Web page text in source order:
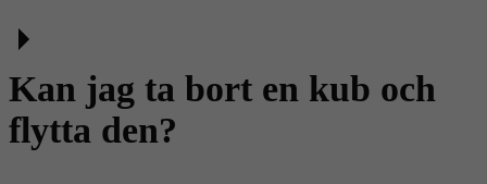
Kan jag ta bort en kub och
flytta den?